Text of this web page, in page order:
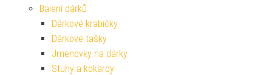
Balení dárků
Dárkové krabičky
Dárkové tašky
Jmenovky na dárky
Stuhy a kokardy